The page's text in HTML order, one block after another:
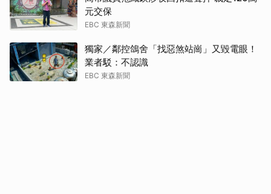
元交保
EBC 東森新聞
獨家／鄰控鴿舍「找惡煞站崗」又毀電眼！
業者駁：不認識
EBC 東森新聞